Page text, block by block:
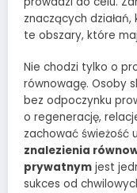
znaczących
te obszary, które
Nie chodzi tylko o
równowagę. Osoby
bez odpoczynku
o regenerację,
zachować świeżość
znalezienia
prywatnym jest
sukces od